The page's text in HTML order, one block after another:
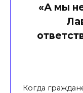
«А мы
Когда